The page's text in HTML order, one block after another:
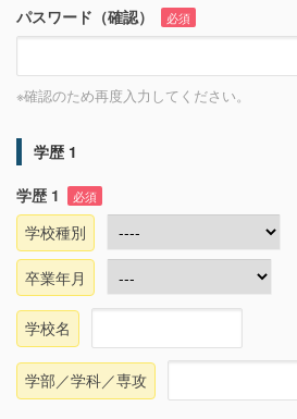
パスワード（確認） 必須
※確認のため再度入力してください。
学歴 1
学歴 1
必須
学校種別
卒業年月
学校名
学部／学科／専攻